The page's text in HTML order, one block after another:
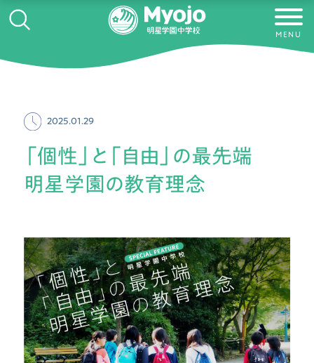
MENU
2025.01.29
「個性」と「自由」の最先端
明星学園の教育理念